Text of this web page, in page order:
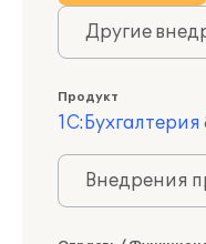
Другие
Продукт
1С:Бухгалтерия
Внедрения